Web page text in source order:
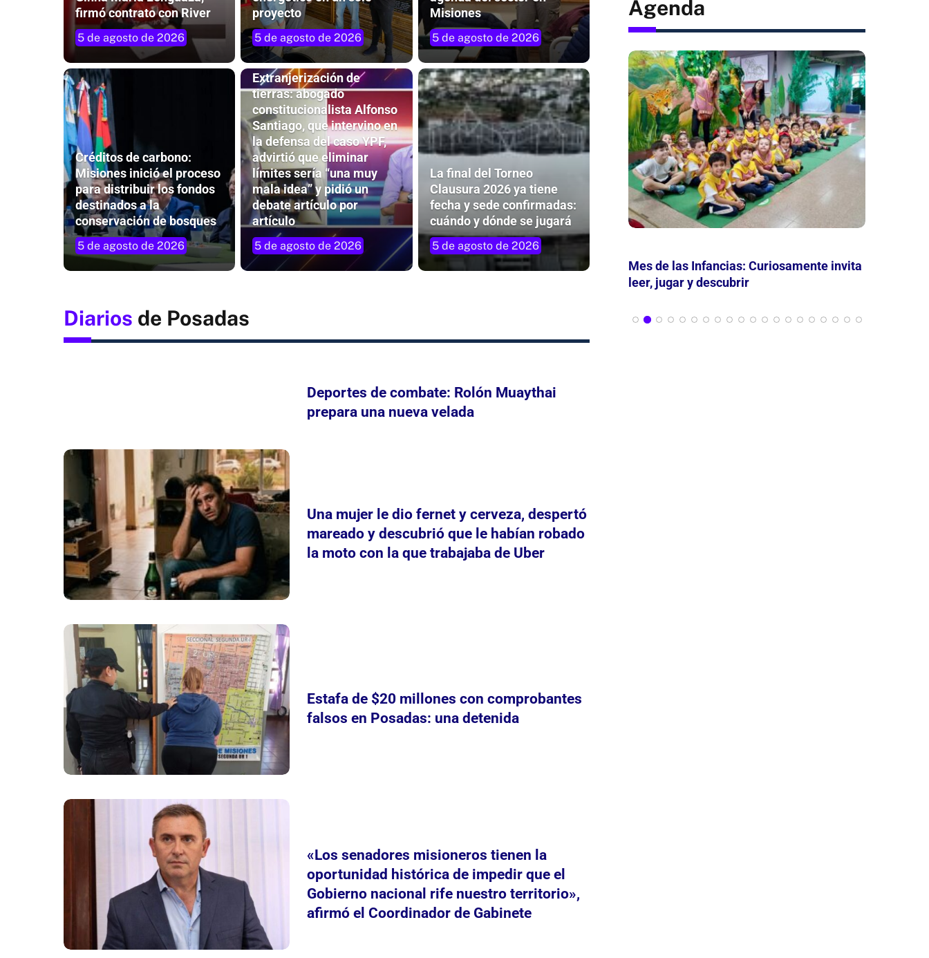
firmó contrato con River
5 de agosto de 2026
proyecto
5 de agosto de 2026
Misiones
5 de agosto de 2026
Créditos de carbono:
Misiones inició el proceso
para distribuir los fondos
destinados a la
conservación de bosques
5 de agosto de 2026
Extranjerización de
tierras: abogado
constitucionalista Alfonso
Santiago, que intervino en
la defensa del caso YPF,
advirtió que eliminar
límites sería “una muy
mala idea” y pidió un
debate artículo por
artículo
5 de agosto de 2026
La final del Torneo
Clausura 2026 ya tiene
fecha y sede confirmadas:
cuándo y dónde se jugará
5 de agosto de 2026
Diarios de Posadas
Deportes de combate: Rolón Muaythai
prepara una nueva velada
Una mujer le dio fernet y cerveza, despertó
mareado y descubrió que le habían robado
la moto con la que trabajaba de Uber
Estafa de $20 millones con comprobantes
falsos en Posadas: una detenida
«Los senadores misioneros tienen la
oportunidad histórica de impedir que el
Gobierno nacional rife nuestro territorio»,
afirmó el Coordinador de Gabinete
Agenda
Giranda pone en movimiento el sábado de
Un viaje imperdible: La Odisea continúa
Mes de las Infancias: Curiosamente invita
leer, jugar y descubrir